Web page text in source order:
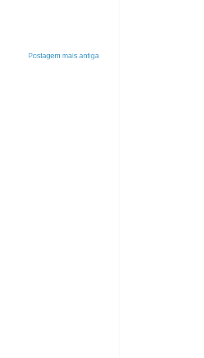
Postagem mais antiga